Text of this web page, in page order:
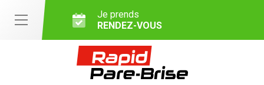
Je prends
RENDEZ-VOUS